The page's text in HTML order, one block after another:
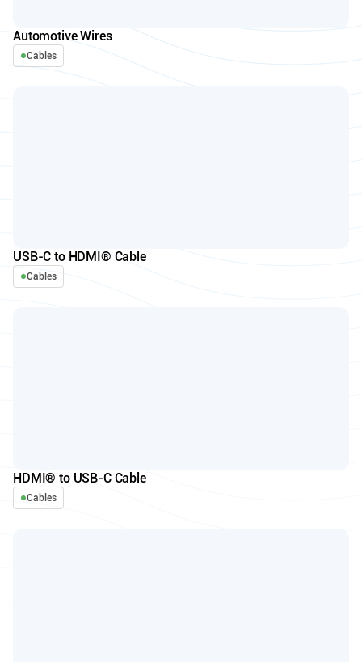
Automotive Wires
Cables
USB-C to HDMI® Cable
Cables
HDMI® to USB-C Cable
Cables